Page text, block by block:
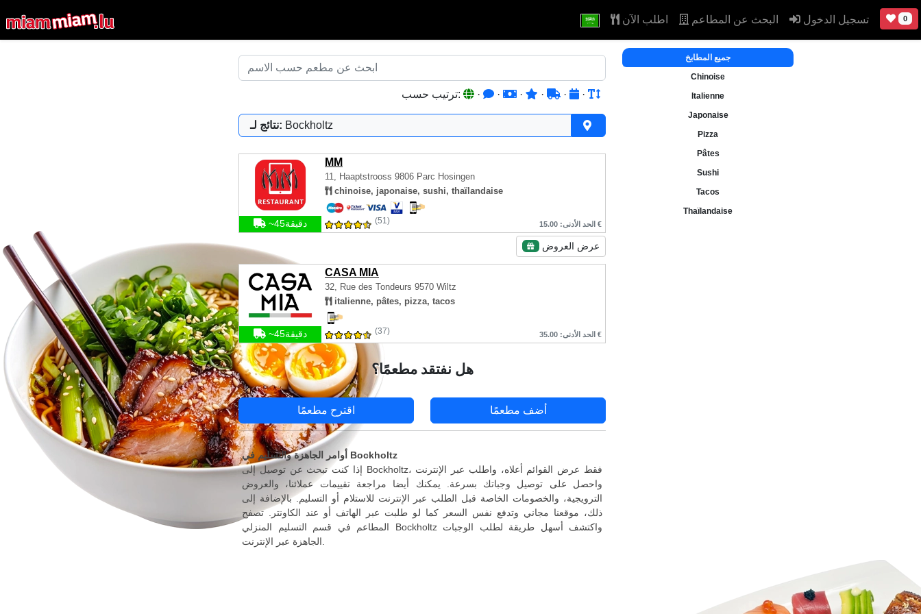
اطلب الآن البحث عن المطاعم تسجيل الدخول 0
ترتيب حسب: · · · · · ·
نتائج لـ: Bockholtz
MM
11, Haaptstrooss 9806 Parc Hosingen
chinoise, japonaise, sushi, thaïlandaise
~45دقيقة (51) الحد الأدنى: 15.00 €
عرض العروض
CASA MIA
32, Rue des Tondeurs 9570 Wiltz
italienne, pâtes, pizza, tacos
~45دقيقة (37) الحد الأدنى: 35.00 €
جميع المطابخ
Chinoise
Italienne
Japonaise
Pizza
Pâtes
Sushi
Tacos
Thaïlandaise
هل نفتقد مطعمًا؟
اقترح مطعمًا أضف مطعمًا
أوامر الجاهزة والتسليم في Bockholtz
إذا كنت تبحث عن توصيل إلى Bockholtz، فقط عرض القوائم أعلاه، واطلب عبر الإنترنت
واحصل على توصيل وجباتك بسرعة. يمكنك أيضا مراجعة تقييمات عملائنا، والعروض
الترويجية، والخصومات الخاصة قبل الطلب عبر الإنترنت للاستلام أو التسليم. بالإضافة إلى
ذلك، موقعنا مجاني وتدفع نفس السعر كما لو طلبت عبر الهاتف أو عند الكاونتر. تصفح
المطاعم في قسم التسليم المنزلي Bockholtz واكتشف أسهل طريقة لطلب الوجبات